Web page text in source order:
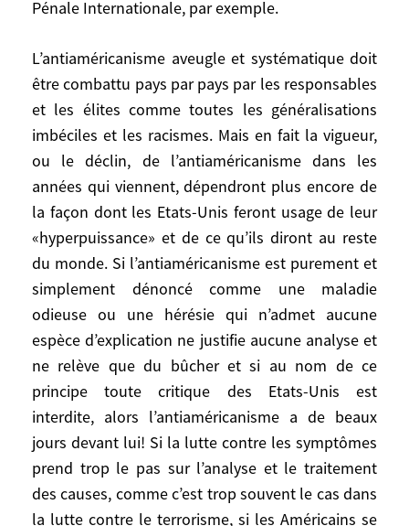
Pénale Internationale, par exemple.
L’antiaméricanisme aveugle et systématique doit
être combattu pays par pays par les responsables
et les élites comme toutes les généralisations
imbéciles et les racismes. Mais en fait la vigueur,
ou le déclin, de l’antiaméricanisme dans les
années qui viennent, dépendront plus encore de
la façon dont les Etats-Unis feront usage de leur
«hyperpuissance» et de ce qu’ils diront au reste
du monde. Si l’antiaméricanisme est purement et
simplement dénoncé comme une maladie
odieuse ou une hérésie qui n’admet aucune
espèce d’explication ne justifie aucune analyse et
ne relève que du bûcher et si au nom de ce
principe toute critique des Etats-Unis est
interdite, alors l’antiaméricanisme a de beaux
jours devant lui! Si la lutte contre les symptômes
prend trop le pas sur l’analyse et le traitement
des causes, comme c’est trop souvent le cas dans
la lutte contre le terrorisme, si les Américains se
peut-être d’Israël et du Koweit). Ainsi selon
désapprobation de la politique américaine
dans le monde et du leadership américain
a fait un bond en avant de l’ordre de 20%
dans tous les pays d’Europe. Les chiffres
sans précédent de l’antiaméricanisme
mondial recueillis par PEW dans son
enquête «post warriors opinions» de juin
2003 avaient déjà enregistré ce
mouvement général. Mais cette vague,
exceptionnelle par son étendue si ce n’est
par sa hauteur, peut évidemment diminuer
en partie, voire revenir «à la normale», si
George Bush marginalisait les «néo-
conservateurs» pour assurer sa réélection,
changeait de politique en Irak, prenait les
formes avec l’ONU, si lui, ou un autre
président ratifiait Kyoto ou acceptait la
Cour Pénale Internationale, par exemple.
L’antiaméricanisme aveugle et